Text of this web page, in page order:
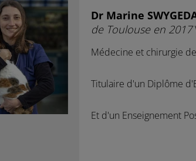
Dr Marine
de Toulouse en 2017
Médecine et chirurgie
Titulaire d'un Diplôme
Et d'un Enseignement